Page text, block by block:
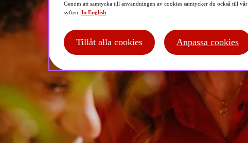
Genom att samtycka till användningen av cookies samtycker du också till vår
syften. In English
Anpassa cookies
Tillåt alla cookies